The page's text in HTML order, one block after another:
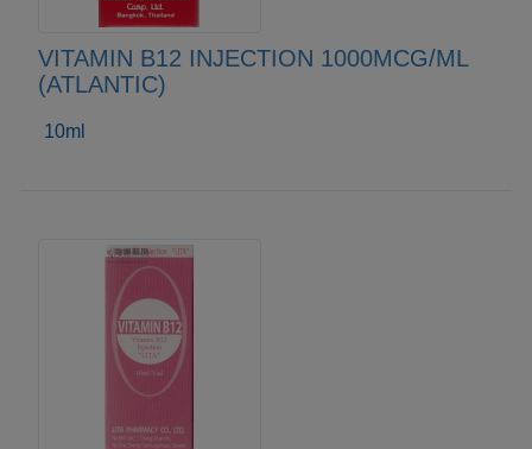
VITAMIN B12 INJECTION 1000MCG/ML
(ATLANTIC)
10ml